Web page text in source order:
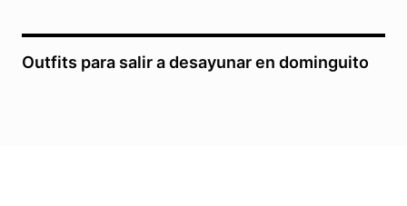
Outfits para salir a desayunar en dominguito